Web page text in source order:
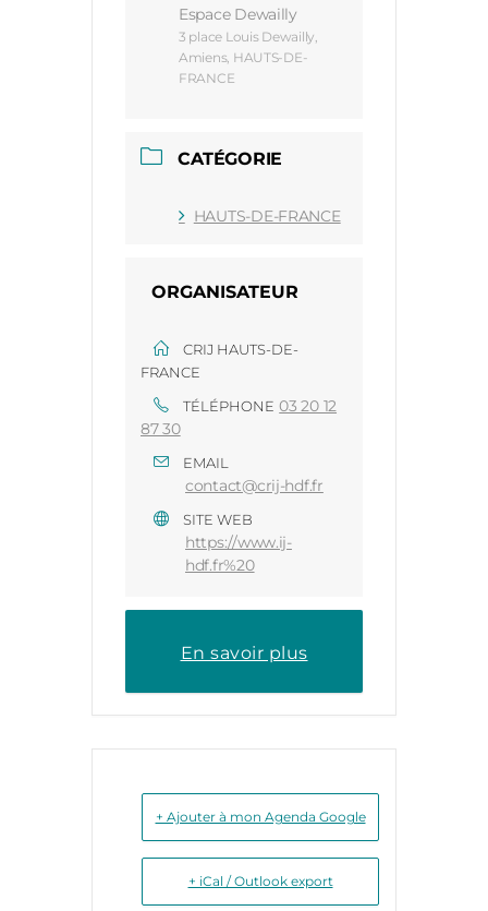
Espace Dewailly
3 place Louis Dewailly,
Amiens, HAUTS-DE-
FRANCE
CATÉGORIE
HAUTS-DE-FRANCE
ORGANISATEUR
CRIJ HAUTS-DE-
FRANCE
TÉLÉPHONE 03 20 12
87 30
EMAIL
contact@crij-hdf.fr
SITE WEB
https://www.ij-
hdf.fr%20
En savoir plus
+ Ajouter à mon Agenda Google
+ iCal / Outlook export